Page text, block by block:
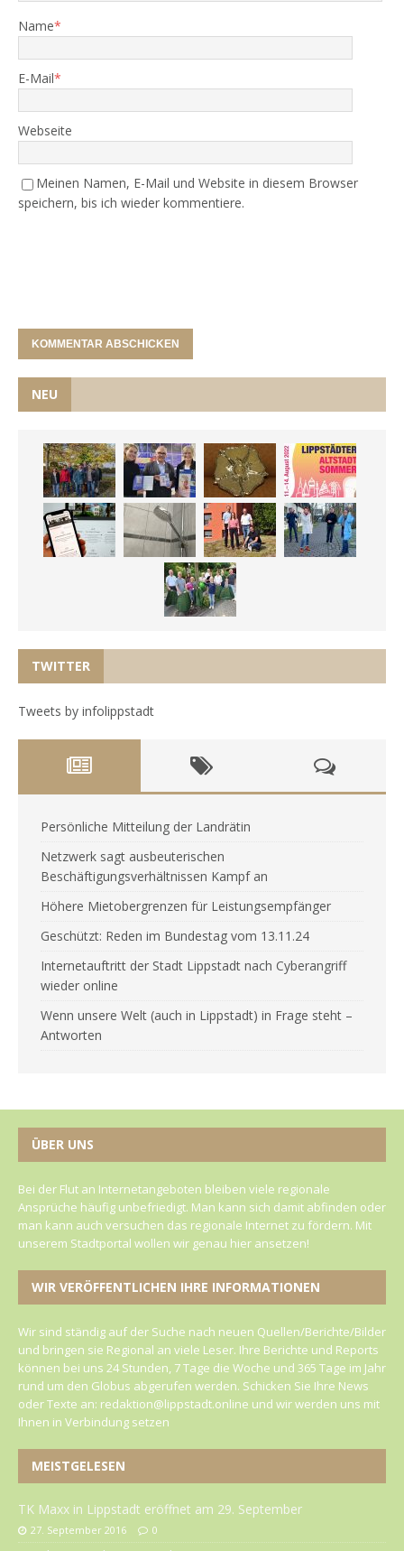
Name*
E-Mail*
Webseite
Meinen Namen, E-Mail und Website in diesem Browser
speichern, bis ich wieder kommentiere.
NEU
TWITTER
Tweets by infolippstadt
Persönliche Mitteilung der Landrätin
Netzwerk sagt ausbeuterischen
Beschäftigungsverhältnissen Kampf an
Höhere Mietobergrenzen für Leistungsempfänger
Geschützt: Reden im Bundestag vom 13.11.24
Internetauftritt der Stadt Lippstadt nach Cyberangriff
wieder online
Wenn unsere Welt (auch in Lippstadt) in Frage steht –
Antworten
ÜBER UNS
Bei der Flut an Internetangeboten bleiben viele regionale
Ansprüche häufig unbefriedigt. Man kann sich damit abfinden oder
man kann auch versuchen das regionale Internet zu fördern. Mit
unserem Stadtportal wollen wir genau hier ansetzen!
WIR VERÖFFENTLICHEN IHRE INFORMATIONEN
Wir sind ständig auf der Suche nach neuen Quellen/Berichte/Bilder
und bringen sie Regional an viele Leser. Ihre Berichte und Reports
können bei uns 24 Stunden, 7 Tage die Woche und 365 Tage im Jahr
rund um den Globus abgerufen werden. Schicken Sie Ihre News
oder Texte an: redaktion@lippstadt.online und wir werden uns mit
Ihnen in Verbindung setzen
MEISTGELESEN
TK Maxx in Lippstadt eröffnet am 29. September
27. September 2016 0